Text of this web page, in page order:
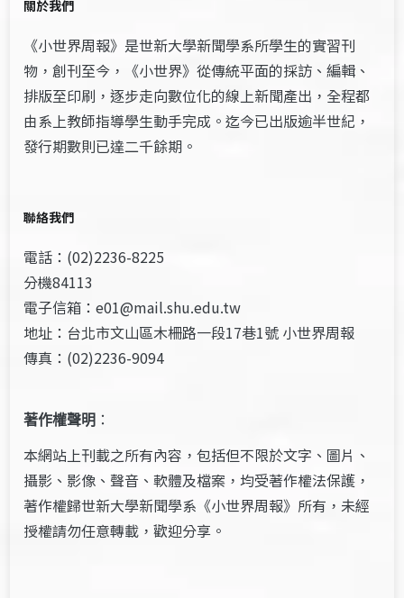
關於我們
《小世界周報》是世新大學新聞學系所學生的實習刊
物，創刊至今，《小世界》從傳統平面的採訪、編輯、
排版至印刷，逐步走向數位化的線上新聞產出，全程都
由系上教師指導學生動手完成。迄今已出版逾半世紀，
發行期數則已達二千餘期。
聯絡我們
電話：(02)2236-8225
分機84113
電子信箱：e01@mail.shu.edu.tw
地址：台北市文山區木柵路一段17巷1號 小世界周報
傳真：(02)2236-9094
著作權聲明 ：
本網站上刊載之所有內容，包括但不限於文字、圖片、
攝影、影像、聲音、軟體及檔案，均受著作權法保護，
著作權歸世新大學新聞學系《小世界周報》所有，未經
授權請勿任意轉載，歡迎分享。